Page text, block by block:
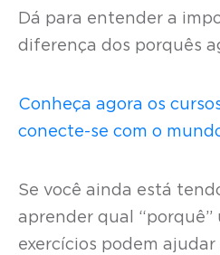
Dá para entender a
diferença dos porquês
Conheça agora os
conecte-se com o
Se você ainda está
aprender qual “porquê”
exercícios podem